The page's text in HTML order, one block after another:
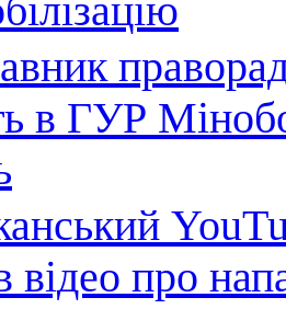
в ГУР
відео про